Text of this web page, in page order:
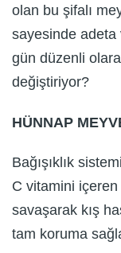
olan bu şifalı
sayesinde adeta
gün düzenli
değiştiriyor?
HÜNNAP
Bağışıklık
C vitamini
savaşarak kış
tam koruma